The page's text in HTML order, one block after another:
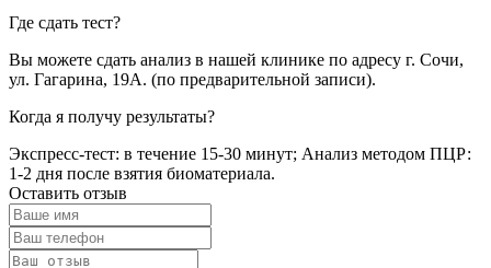
Где сдать тест?
Вы можете сдать анализ в нашей клинике по адресу г. Сочи,
ул. Гагарина, 19А. (по предварительной записи).
Когда я получу результаты?
Экспресс-тест: в течение 15-30 минут; Анализ методом ПЦР:
1-2 дня после взятия биоматериала.
Оставить отзыв